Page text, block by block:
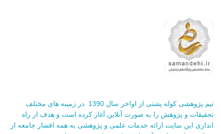
تیم پژوهشی کوله پشتی از اواخر سال 1390 در زمینه های مختلف
تحقیقات و پژوهش را به صورت آنلاین آغاز کرده است و هدف از راه
اندازی این سایت ارائه خدمات علمی و پژوهشی به همه اقشار جامعه از